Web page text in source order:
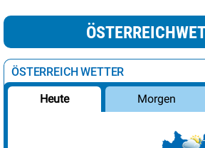
ÖSTERREICH WETTER
Heute Morgen